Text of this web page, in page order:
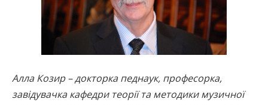
Алла Козир – докторка педнаук, професорка,
завідувачка кафедри теорії та методики музичної